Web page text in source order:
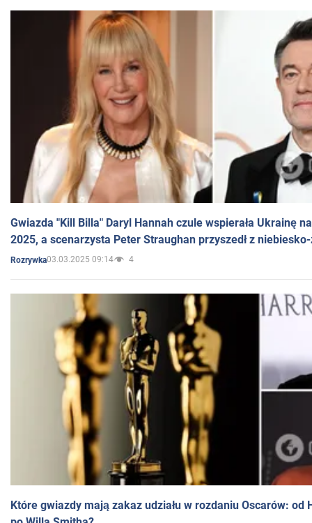
Gwiazda "Kill Billa" Daryl Hannah czule wspierała Ukrainę
2025, a scenarzysta Peter Straughan przyszedł z
Rozrywka03.03.2025 09:14 4
Które gwiazdy mają zakaz udziału w rozdaniu Oscarów: od